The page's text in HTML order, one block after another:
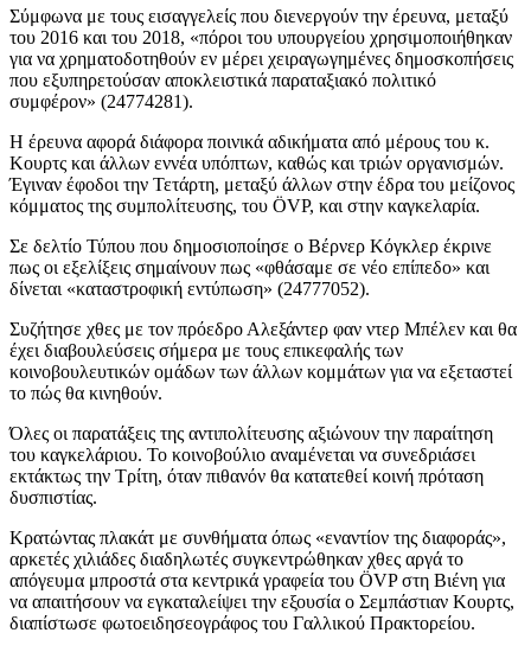
Σύμφωνα με τους εισαγγελείς που διενεργούν την έρευνα, μεταξύ
του 2016 και του 2018, «πόροι του υπουργείου χρησιμοποιήθηκαν
για να χρηματοδοτηθούν εν μέρει χειραγωγημένες δημοσκοπήσεις
που εξυπηρετούσαν αποκλειστικά παραταξιακό πολιτικό
συμφέρον» (24774281).
Η έρευνα αφορά διάφορα ποινικά αδικήματα από μέρους του κ.
Κουρτς και άλλων εννέα υπόπτων, καθώς και τριών οργανισμών.
Έγιναν έφοδοι την Τετάρτη, μεταξύ άλλων στην έδρα του μείζονος
κόμματος της συμπολίτευσης, του ÖVP, και στην καγκελαρία.
Σε δελτίο Τύπου που δημοσιοποίησε ο Βέρνερ Κόγκλερ έκρινε
πως οι εξελίξεις σημαίνουν πως «φθάσαμε σε νέο επίπεδο» και
δίνεται «καταστροφική εντύπωση» (24777052).
Συζήτησε χθες με τον πρόεδρο Αλεξάντερ φαν ντερ Μπέλεν και θα
έχει διαβουλεύσεις σήμερα με τους επικεφαλής των
κοινοβουλευτικών ομάδων των άλλων κομμάτων για να εξεταστεί
το πώς θα κινηθούν.
Όλες οι παρατάξεις της αντιπολίτευσης αξιώνουν την παραίτηση
του καγκελάριου. Το κοινοβούλιο αναμένεται να συνεδριάσει
εκτάκτως την Τρίτη, όταν πιθανόν θα κατατεθεί κοινή πρόταση
δυσπιστίας.
Κρατώντας πλακάτ με συνθήματα όπως «εναντίον της διαφοράς»,
αρκετές χιλιάδες διαδηλωτές συγκεντρώθηκαν χθες αργά το
απόγευμα μπροστά στα κεντρικά γραφεία του ÖVP στη Βιένη για
να απαιτήσουν να εγκαταλείψει την εξουσία ο Σεμπάστιαν Κουρτς,
διαπίστωσε φωτοειδησεογράφος του Γαλλικού Πρακτορείου.